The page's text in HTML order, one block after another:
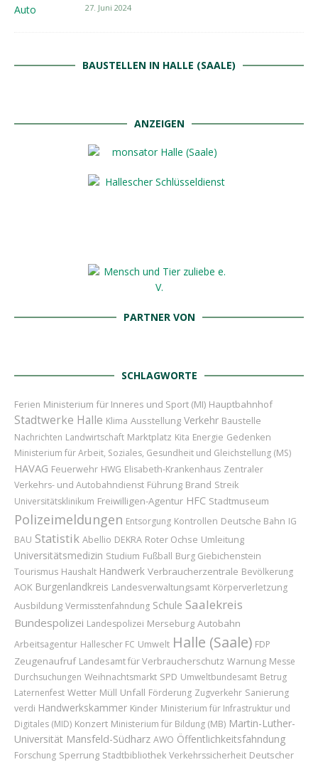
27. Juni 2024
BAUSTELLEN IN HALLE (SAALE)
ANZEIGEN
PARTNER VON
SCHLAGWORTE
Ferien Ministerium für Inneres und Sport (MI) Hauptbahnhof
Stadtwerke Halle Klima Ausstellung Verkehr Baustelle
Nachrichten Landwirtschaft Marktplatz Kita Energie Gedenken
Ministerium für Arbeit, Soziales, Gesundheit und Gleichstellung (MS)
HAVAG Feuerwehr HWG Elisabeth-Krankenhaus Zentraler
Verkehrs- und Autobahndienst Führung Brand Streik
Universitätsklinikum Freiwilligen-Agentur HFC Stadtmuseum
Polizeimeldungen Entsorgung Kontrollen Deutsche Bahn IG
BAU Statistik Abellio DEKRA Roter Ochse Umleitung
Universitätsmedizin Studium Fußball Burg Giebichenstein
Tourismus Haushalt Handwerk Verbraucherzentrale Bevölkerung
AOK Burgenlandkreis Landesverwaltungsamt Körperverletzung
Ausbildung Vermisstenfahndung Schule Saalekreis
Bundespolizei Landespolizei Merseburg Autobahn
Arbeitsagentur Hallescher FC Umwelt Halle (Saale) FDP
Zeugenaufruf Landesamt für Verbraucherschutz Warnung Messe
Durchsuchungen Weihnachtsmarkt SPD Umweltbundesamt Betrug
Laternenfest Wetter Müll Unfall Förderung Zugverkehr Sanierung
verdi Handwerkskammer Kinder Ministerium für Infrastruktur und
Digitales (MID) Konzert Ministerium für Bildung (MB) Martin-Luther-
Universität Mansfeld-Südharz AWO Öffentlichkeitsfahndung
Forschung Sperrung Stadtbibliothek Verkehrssicherheit Deutscher